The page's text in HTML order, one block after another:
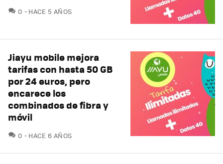
0 COMENTARIOS
HACE 5 AÑOS
Jiayu mobile mejora
tarifas con hasta 50 GB
por 24 euros, pero
encarece los
combinados de fibra y
móvil
0 COMENTARIOS
HACE 6 AÑOS